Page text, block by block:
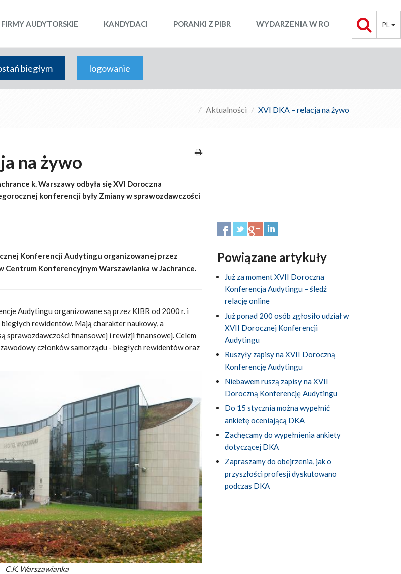
PL
FIRMY AUDYTORSKIE KANDYDACI PORANKI Z PIBR WYDARZENIA W RO
biegłym logowanie
Aktualności XVI DKA – relacja na żywo
na żywo
k. Warszawy odbyła się XVI Doroczna
konferencji były Zmiany w sprawozdawczości
Konferencji Audytingu organizowanej przez
Centrum Konferencyjnym Warszawianka w Jachrance.
Audytingu organizowane są przez KIBR od 2000 r. i
rewidentów. Mają charakter naukowy, a
sprawozdawczości finansowej i rewizji finansowej. Celem
członków samorządu - biegłych rewidentów oraz
C.K. Warszawianka
Powiązane artykuły
Już za moment XVII Doroczna
Konferencja Audytingu – śledź
relację online
Już ponad 200 osób zgłosiło udział w
XVII Dorocznej Konferencji
Audytingu
Ruszyły zapisy na XVII Doroczną
Konferencję Audytingu
Niebawem ruszą zapisy na XVII
Doroczną Konferencję Audytingu
Do 15 stycznia można wypełnić
ankietę oceniającą DKA
Zachęcamy do wypełnienia ankiety
dotyczącej DKA
Zapraszamy do obejrzenia, jak o
przyszłości profesji dyskutowano
podczas DKA